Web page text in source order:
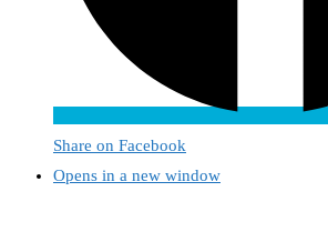
Share on Facebook
Opens in a new window